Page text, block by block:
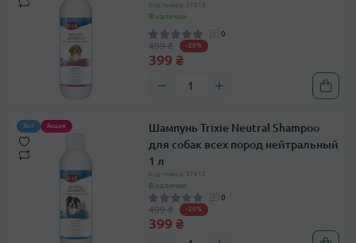
Код товара: 37610
В наличии
0
499 ₴ -20%
399 ₴
Хит Акция
Шампунь Trixie Neutral Shampoo
для собак всех пород нейтральный
1 л
Код товара: 37612
В наличии
0
499 ₴ -20%
399 ₴